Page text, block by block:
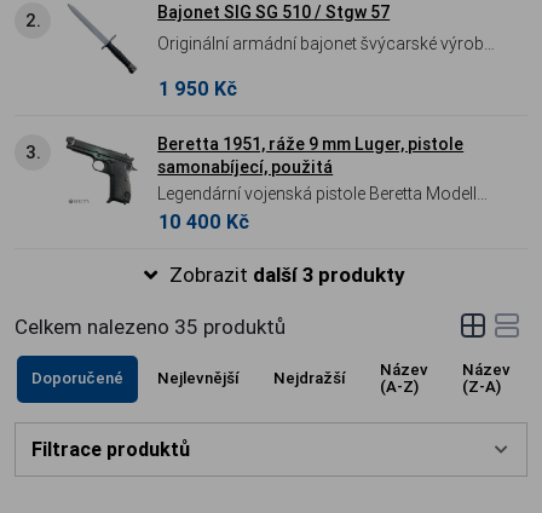
přímotažným závěrem, proslulý svou
extrémní přesností a precizním zpracováním.
2.
Bajonet SIG SG 510 / Stgw 57
Originální armádní bajonet švýcarské výroby
(Stgw 57) v autentickém provedení. Robustní
upnutí a odolné polymerové pouzdro dělají z
tohoto kusu nejen funkční nástroj, ale
především cenný sběratelský originál
1 950 Kč
3.
Beretta 1951, ráže 9 mm Luger, pistole
samonabíjecí, použitá
Legendární vojenská pistole Beretta Modello
1951 v ráži 9 mm Luger. Celoocelová
výjimečném stavu pravděpodobně nestřílené
původního balení.
10 400 Kč
Zobrazit další 3 produkty
Celkem nalezeno 35 produktů
Doporučené Nejlevnější Nejdražší
Název
(A-Z)
Název
(Z-A)
Filtrace produktů